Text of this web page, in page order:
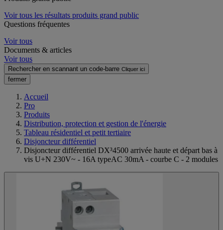
Voir tous les résultats produits grand public
Questions fréquentes
Voir tous
Documents & articles
Voir tous
Rechercher en scannant un code-barre Cliquer ici
fermer
Accueil
Pro
Produits
Distribution, protection et gestion de l'énergie
Tableau résidentiel et petit tertiaire
Disjoncteur différentiel
Disjoncteur différentiel DX³4500 arrivée haute et départ bas à
vis U+N 230V~ - 16A typeAC 30mA - courbe C - 2 modules